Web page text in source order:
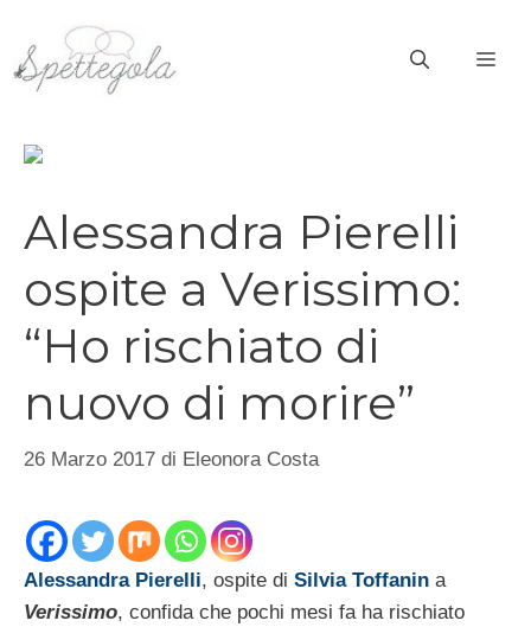
contenuto
Alessandra Pierelli
ospite a Verissimo:
“Ho rischiato di
nuovo di morire”
26 Marzo 2017 di Eleonora Costa
Alessandra Pierelli, ospite di Silvia Toffanin a
Verissimo, confida che pochi mesi fa ha rischiato